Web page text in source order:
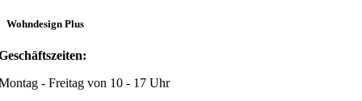
Wohndesign Plus
- Freitag von 10 - 17 Uhr